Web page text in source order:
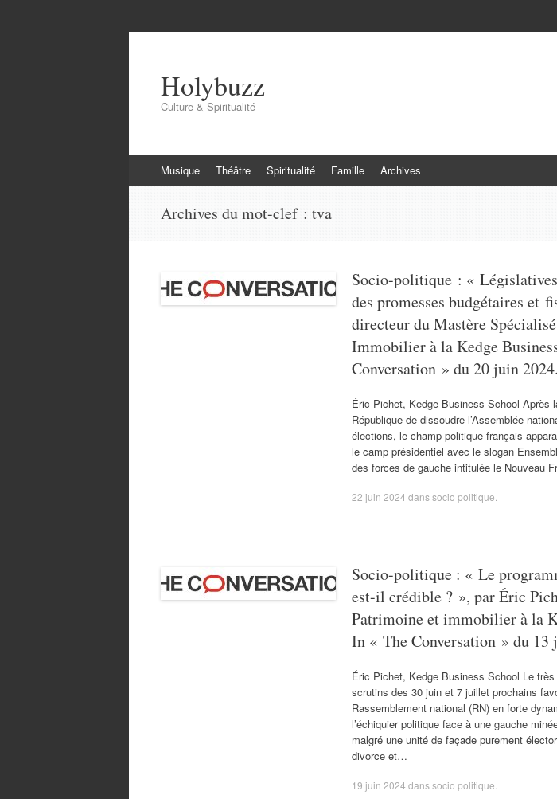
Holybuzz
Culture & Spiritualité
au
Musique Théâtre Spiritualité Famille Archives
Archives du mot-clef : tva
Socio-politique : «
des promesses budgétaires et
directeur du Mastère
Immobilier à la Kedge
Conversation » du 20 juin 2024.
Éric Pichet, Kedge Business School Après
République de dissoudre l’Assemblée
élections, le champ politique français
le camp présidentiel avec le slogan
des forces de gauche intitulée le Nouveau
22 juin 2024 danssocio politique
Socio-politique : « Le
est-il crédible ? », par Éric
Patrimoine et immobilier à la
In « The Conversation » du 13
Éric Pichet, Kedge Business School Le très
scrutins des 30 juin et 7 juillet prochains
Rassemblement national (RN) en forte
l’échiquier politique face à une gauche
malgré une unité de façade purement
divorce et…
19 juin 2024 danssocio politique